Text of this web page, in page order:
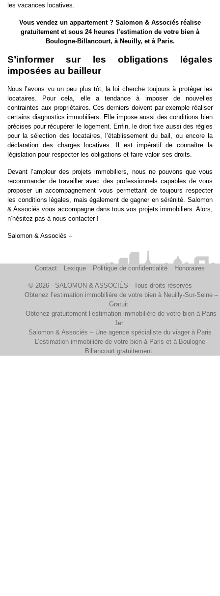
les vacances locatives.
Vous vendez un appartement ? Salomon & Associés réalise
gratuitement et sous 24 heures l’estimation de votre bien à
Boulogne-Billancourt, à Neuilly, et à Paris.
S’informer sur les obligations légales
imposées au bailleur
Nous l’avons vu un peu plus tôt, la loi cherche toujours à protéger les
locataires. Pour cela, elle a tendance à imposer de nouvelles
contraintes aux propriétaires. Ces derniers doivent par exemple réaliser
certains diagnostics immobiliers. Elle impose aussi des conditions bien
précises pour récupérer le logement. Enfin, le droit fixe aussi des règles
pour la sélection des locataires, l’établissement du bail, ou encore la
déclaration des charges locatives. Il est impératif de connaître la
législation pour respecter les obligations et faire valoir ses droits.
Devant l’ampleur des projets immobiliers, nous ne pouvons que vous
recommander de travailler avec des professionnels capables de vous
proposer un accompagnement vous permettant de toujours respecter
les conditions légales, mais également de gagner en sérénité. Salomon
& Associés vous accompagne dans tous vos projets immobiliers. Alors,
n’hésitez pas à nous contacter !
Salomon & Associés –
Contact Lexique Politique de confidentialité Honoraires
© 2026 - SALOMON & ASSOCIÉS - Tous droits réservés
Obtenez l’estimation immobilière de votre bien à Neuilly-Sur-Seine –
Gratuit
Obtenez gratuitement l’estimation immobilière de votre bien à Paris
1er
Salomon & Associés – Une agence spécialiste du viager à Paris
L’estimation immobilière de votre bien à Paris et à Boulogne-
Billancourt gratuitement